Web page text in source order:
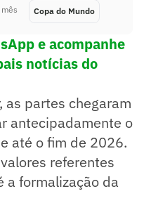
mês Copa do Mundo
e acompanhe
notícias do
as partes chegaram
antecipadamente o
até o fim de 2026.
referentes
a formalização da